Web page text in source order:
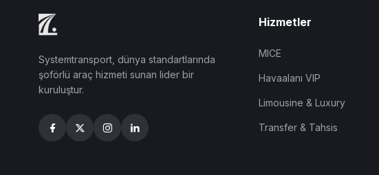
Systemtransport, dünya standartlarında
şoförlü araç hizmeti sunan lider bir
kuruluştur.
Hizmetler
MICE
Havaalanı VIP
Limousine & Luxury
Transfer & Tahsis